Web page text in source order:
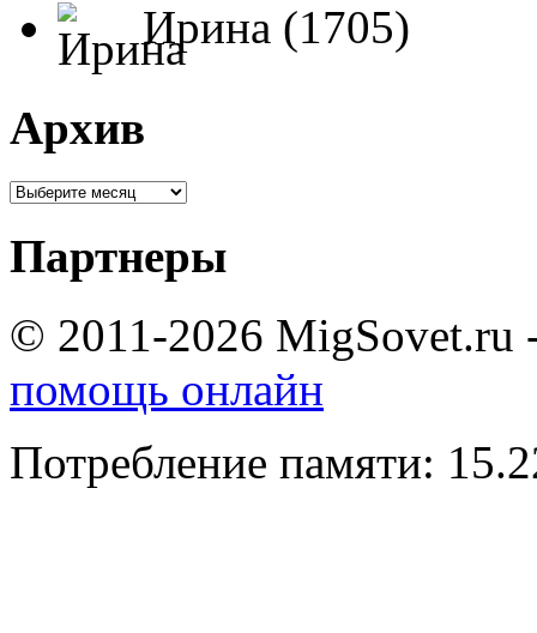
Ирина (1705)
Архив
Партнеры
© 2011-2026 MigSovet.ru
помощь онлайн
Потребление памяти: